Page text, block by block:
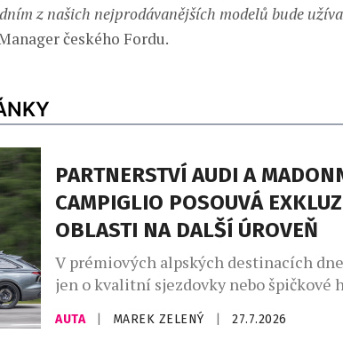
z našich nejprodávanějších modelů bude
českého Fordu.
PARTNERSTVÍ AUDI A
CAMPIGLIO POSOUVÁ
OBLASTI NA DALŠÍ ÚROVEŇ
V prémiových alpských destinacích
jen o kvalitní sjezdovky nebo špičkové
větší roli hrají značky, které dokážou
charakter místa. Madonna di Campiglio
AUTA MAREK ZELENÝ 27.7.2026